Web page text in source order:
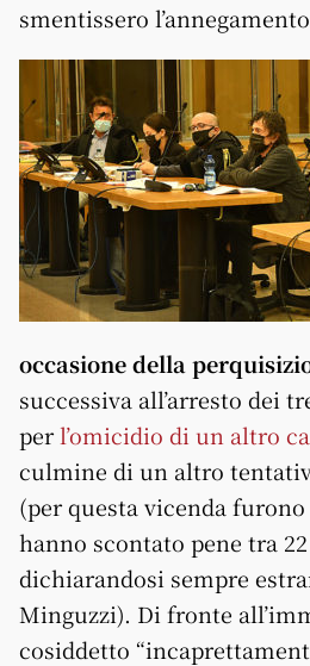
smentissero
occasione della
successiva all’arresto dei
perl’omicidio di un altro
culmine di un altro
(per questa vicenda
hanno scontato pene tra
dichiarandosi sempre
Minguzzi). Di fronte
cosiddetto